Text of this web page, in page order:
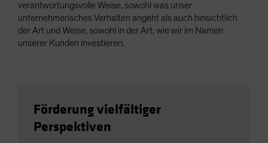
verantwortungsvolle Weise, sowohl was unser
unternehmerisches Verhalten angeht als auch hinsichtlich
der Art und Weise, sowohl in der Art, wie wir im Namen
unserer Kunden investieren.
Förderung vielfältiger
Perspektiven